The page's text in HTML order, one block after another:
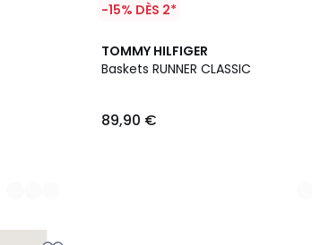
-15% DÈS 2*
TOMMY HILFIGER
Baskets RUNNER CLASSIC
89,90 €
2
Couleurs